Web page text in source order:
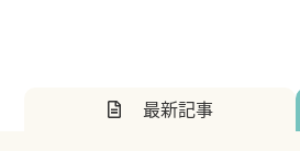
最新記事